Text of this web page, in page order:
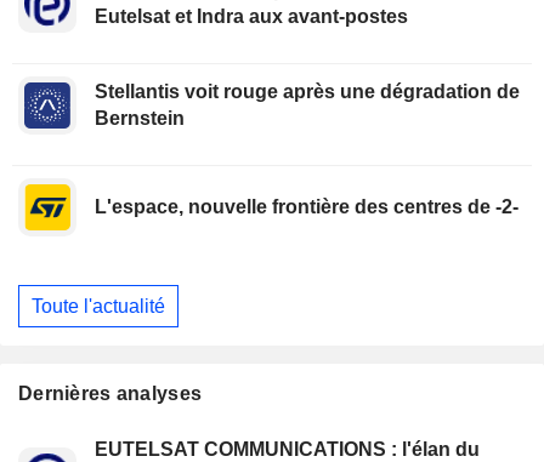
Eutelsat et Indra aux avant-postes
Stellantis voit rouge après une dégradation de
Bernstein
L'espace, nouvelle frontière des centres de -2-
Toute l'actualité
Dernières analyses
EUTELSAT COMMUNICATIONS : l'élan du